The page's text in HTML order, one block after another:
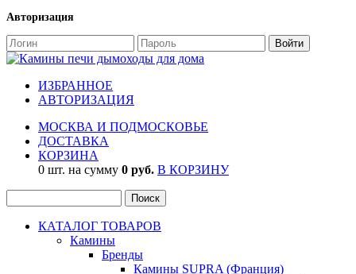
Авторизация
ИЗБРАННОЕ
АВТОРИЗАЦИЯ
МОСКВА И ПОДМОСКОВЬЕ
ДОСТАВКА
КОРЗИНА
0 шт. на сумму 0 руб. В КОРЗИНУ
КАТАЛОГ ТОВАРОВ
Камины
Бренды
Камины SUPRA (Франция)